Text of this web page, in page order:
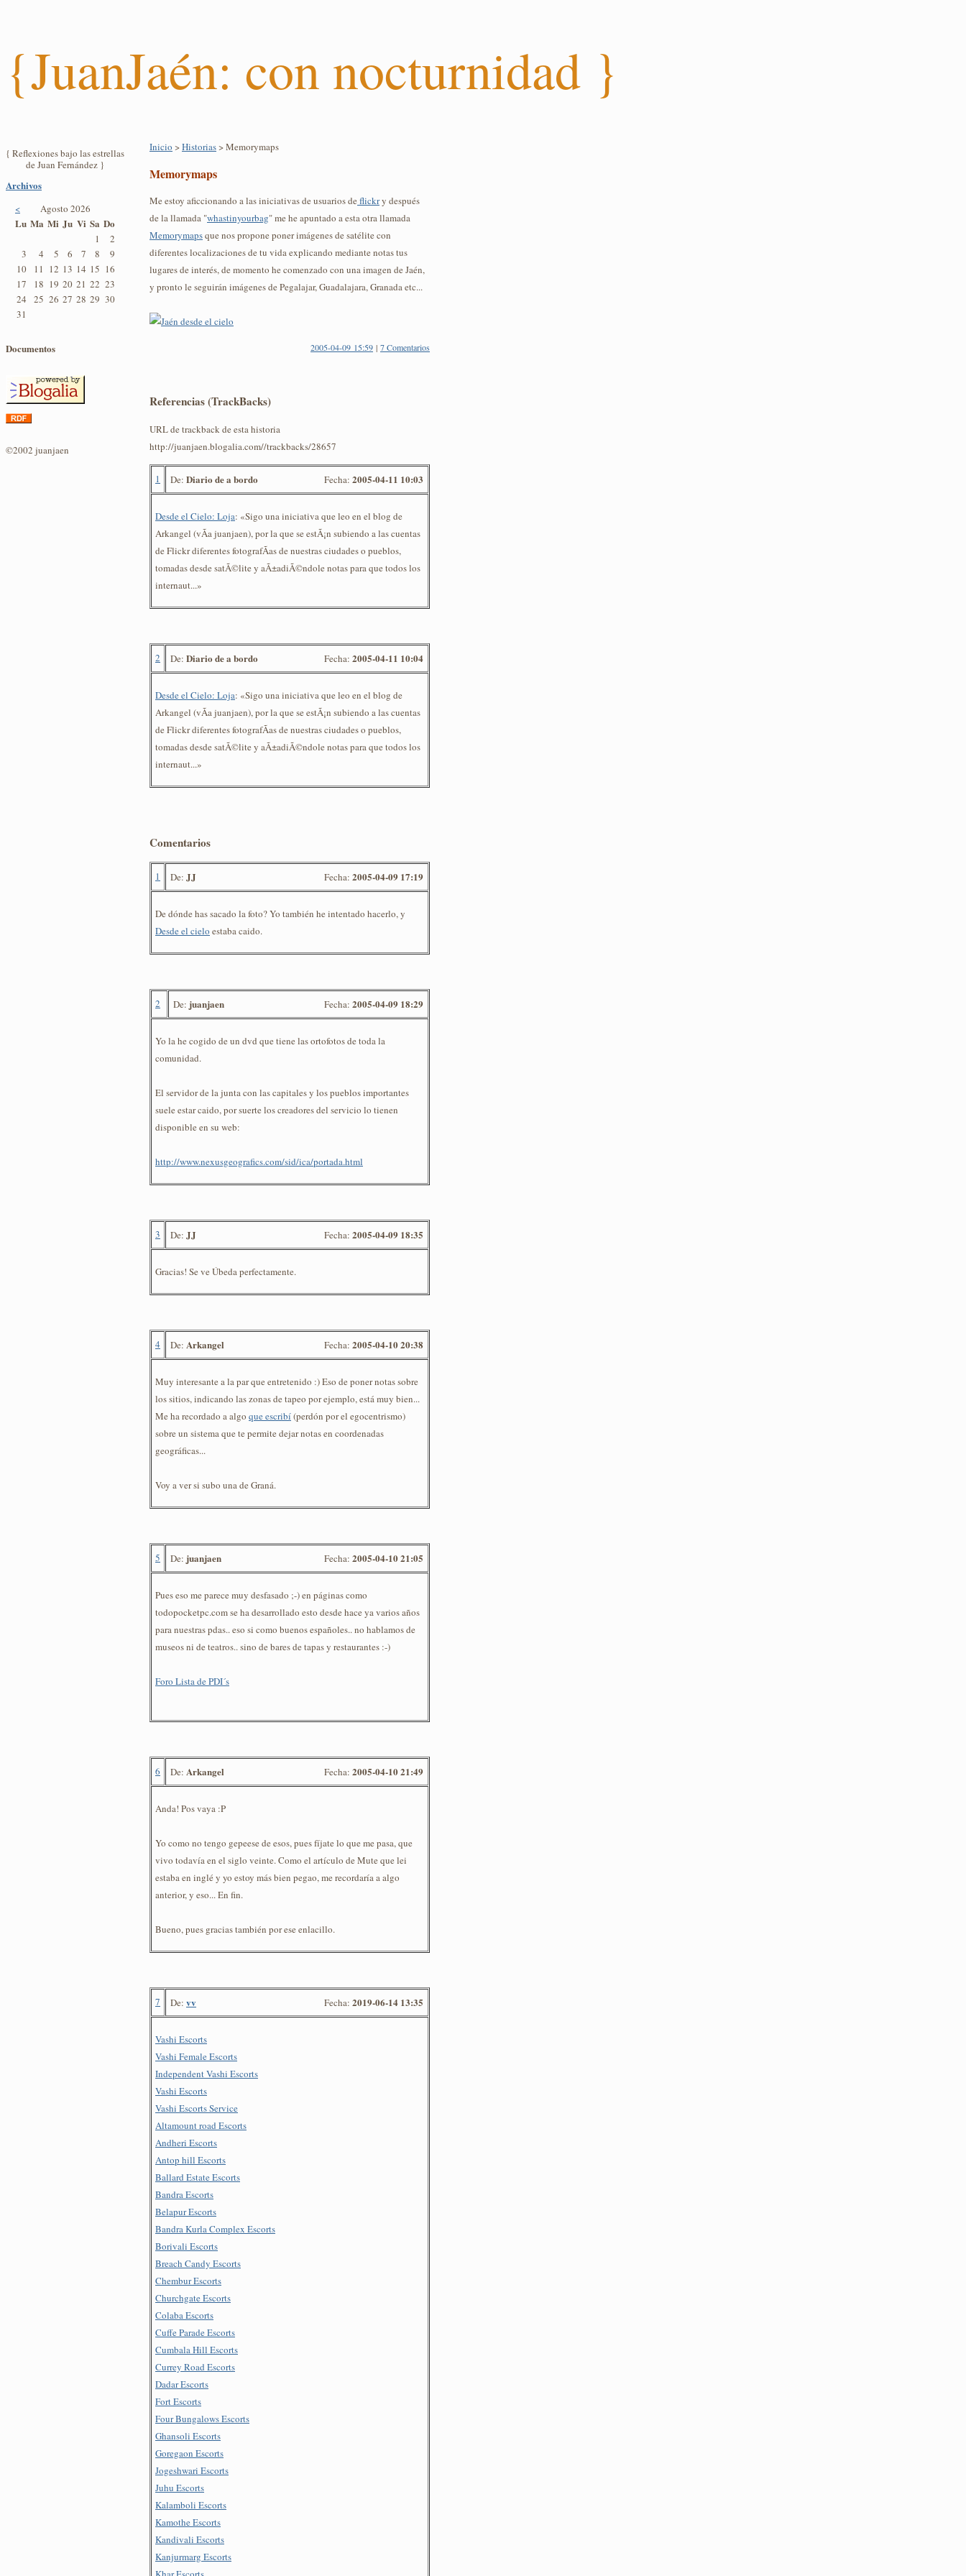
{JuanJaén: con nocturnidad }
{ Reflexiones bajo las estrellas
de Juan Fernández }
Archivos
< Agosto 2026
Lu Ma Mi Ju Vi Sa Do
1
2
3
4 5 6 7 8
9
10
11 12 13 14 15 16
17
18 19 20 21 22 23
24
25 26 27 28 29 30
31
Documentos
©2002 juanjaen
Inicio >Historias> Memorymaps
Memorymaps
Me estoy aficcionando a las iniciativas de usuarios de flickry después
de la llamada "whastinyourbag" me he apuntado a esta otra llamada
Memorymapsque nos propone poner imágenes de satélite con
diferentes localizaciones de tu vida explicando mediante notas tus
lugares de interés, de momento he comenzado con una imagen de Jaén,
y pronto le seguirán imágenes de Pegalajar, Guadalajara, Granada etc...
2005-04-09 15:59 | 7 Comentarios
Referencias (TrackBacks)
URL de trackback de esta historia
http://juanjaen.blogalia.com//trackbacks/28657
1 De: Diario de a bordo Fecha: 2005-04-11 10:03
Desde el Cielo: Loja: «Sigo una iniciativa que leo en el blog de
Arkangel (vÃ­a juanjaen), por la que se estÃ¡n subiendo a las cuentas
de Flickr diferentes fotografÃ­as de nuestras ciudades o pueblos,
tomadas desde satÃ©lite y aÃ±adiÃ©ndole notas para que todos los
internaut...»
2 De: Diario de a bordo Fecha: 2005-04-11 10:04
Desde el Cielo: Loja: «Sigo una iniciativa que leo en el blog de
Arkangel (vÃ­a juanjaen), por la que se estÃ¡n subiendo a las cuentas
de Flickr diferentes fotografÃ­as de nuestras ciudades o pueblos,
tomadas desde satÃ©lite y aÃ±adiÃ©ndole notas para que todos los
internaut...»
Comentarios
1 De: JJ Fecha: 2005-04-09 17:19
De dónde has sacado la foto? Yo también he intentado hacerlo, y
Desde el cielo estaba caido.
2 De: juanjaen Fecha: 2005-04-09 18:29
Yo la he cogido de un dvd que tiene las ortofotos de toda la
comunidad.
El servidor de la junta con las capitales y los pueblos importantes
suele estar caido, por suerte los creadores del servicio lo tienen
disponible en su web:
http://www.nexusgeografics.com/sid/ica/portada.html
3 De: JJ Fecha: 2005-04-09 18:35
Gracias! Se ve Úbeda perfectamente.
4 De: Arkangel Fecha: 2005-04-10 20:38
Muy interesante a la par que entretenido :) Eso de poner notas sobre
los sitios, indicando las zonas de tapeo por ejemplo, está muy bien...
Me ha recordado a algo que escribí(perdón por el egocentrismo)
sobre un sistema que te permite dejar notas en coordenadas
geográficas...
Voy a ver si subo una de Graná.
5 De: juanjaen Fecha: 2005-04-10 21:05
Pues eso me parece muy desfasado ;-) en páginas como
todopocketpc.com se ha desarrollado esto desde hace ya varios años
para nuestras pdas.. eso si como buenos españoles.. no hablamos de
museos ni de teatros.. sino de bares de tapas y restaurantes :-)
Foro Lista de PDI´s
6 De: Arkangel Fecha: 2005-04-10 21:49
Anda! Pos vaya :P
Yo como no tengo gepeese de esos, pues fíjate lo que me pasa, que
vivo todavía en el siglo veinte. Como el artículo de Mute que lei
estaba en inglé y yo estoy más bien pegao, me recordaría a algo
anterior, y eso... En fin.
Bueno, pues gracias también por ese enlacillo.
7 De: vv Fecha: 2019-06-14 13:35
Vashi Escorts
Vashi Female Escorts
Independent Vashi Escorts
Vashi Escorts
Vashi Escorts Service
Altamount road Escorts
Andheri Escorts
Antop hill Escorts
Ballard Estate Escorts
Bandra Escorts
Belapur Escorts
Bandra Kurla Complex Escorts
Borivali Escorts
Breach Candy Escorts
Chembur Escorts
Churchgate Escorts
Colaba Escorts
Cuffe Parade Escorts
Cumbala Hill Escorts
Currey Road Escorts
Dadar Escorts
Fort Escorts
Four Bungalows Escorts
Ghansoli Escorts
Goregaon Escorts
Jogeshwari Escorts
Juhu Escorts
Kalamboli Escorts
Kamothe Escorts
Kandivali Escorts
Kanjurmarg Escorts